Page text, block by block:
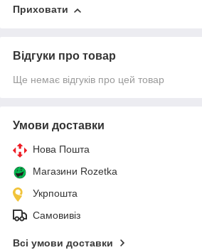
Приховати
Відгуки про товар
Ще немає відгуків про цей товар
Умови доставки
Нова Пошта
Магазини Rozetka
Укрпошта
Самовивіз
Всі умови доставки